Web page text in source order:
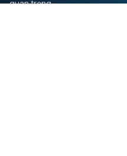
quan trọng.